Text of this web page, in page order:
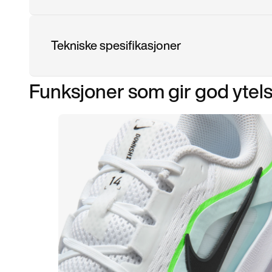
Tekniske spesifikasjoner
Funksjoner som gir god